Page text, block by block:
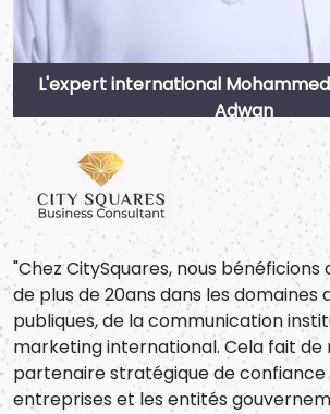
L'expert international
Adwan
"Chez CitySquares, nous
de plus de 20ans dans les domaines
publiques, de la communication
marketing international. Cela fait de
partenaire stratégique de confiance
entreprises et les entités